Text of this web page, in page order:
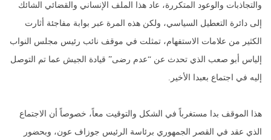
والتجاذبات والوعود المتكررة، عاد هذا الملف الإنساني والقضائي الشائك
إلى دائرة التعطيل السياسي، ولكن هذه المرة عبر بوابة مفاجئة أثارت
الكثير من علامات الاستفهام، تمثلت في موقف نائب رئيس مجلس النواب
إلياس أبو صعب الذي تحدث عن “عدم رضى” قيادة الجيش عما تم التوصل
إليه في اجتماع بعبدا الأخير.
هذا الموقف بدا مستغرباً في الشكل والتوقيت معاً، خصوصاً أن الاجتماع
الذي عقد في القصر الجمهوري برئاسة الرئيس جوزاف عون، وبحضور